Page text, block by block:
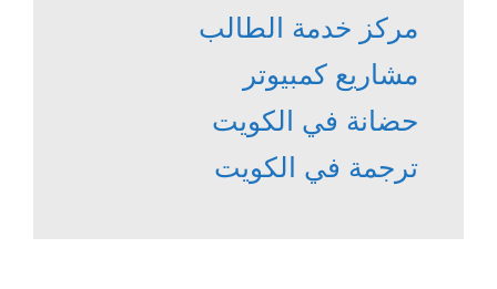
مركز خدمة الطالب
مشاريع كمبيوتر
حضانة في الكويت
ترجمة في الكويت